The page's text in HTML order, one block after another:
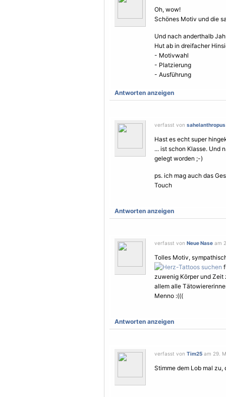
Oh, wow!
Schönes Motiv und die
Und nach anderthalb
Hut ab in dreifacher
- Motivwahl
- Platzierung
- Ausführung
Antworten anzeigen
verfasst von sahelanthropus
Hast es echt super
... ist schon Klasse. Und
gelegt worden ;-)
ps. ich mag auch das
Touch
Antworten anzeigen
verfasst von Neue Nase am
Tolles Motiv,
zuwenig Körper und Zeit
allem alle
Menno :(((
Antworten anzeigen
verfasst von Tim25 am 29.
Stimme dem Lob mal